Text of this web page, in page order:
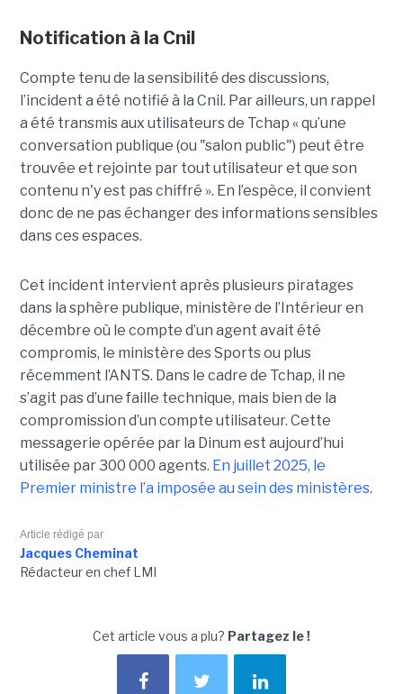
Notification à la Cnil
Compte tenu de la sensibilité des discussions,
l’incident a été notifié à la Cnil. Par ailleurs, un rappel
a été transmis aux utilisateurs de Tchap « qu’une
conversation publique (ou "salon public") peut être
trouvée et rejointe par tout utilisateur et que son
contenu n'y est pas chiffré ». En l’espèce, il convient
donc de ne pas échanger des informations sensibles
dans ces espaces.
Cet incident intervient après plusieurs piratages
dans la sphère publique, ministère de l’Intérieur en
décembre où le compte d’un agent avait été
compromis, le ministère des Sports ou plus
récemment l’ANTS. Dans le cadre de Tchap, il ne
s’agit pas d’une faille technique, mais bien de la
compromission d’un compte utilisateur. Cette
messagerie opérée par la Dinum est aujourd’hui
utilisée par 300 000 agents. En juillet 2025, le
Premier ministre l’a imposée au sein des ministères.
Article rédigé par
Jacques Cheminat
Rédacteur en chef LMI
Cet article vous a plu? Partagez le !